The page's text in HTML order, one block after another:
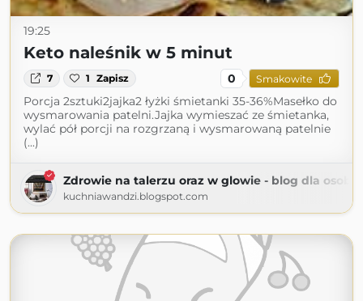
19:25
Keto naleśnik w 5 minut
7 1 Zapisz 0 Smakowite
Porcja 2sztuki2jajka2 łyżki śmietanki 35-36%Masełko do
wysmarowania patelni.Jajka wymieszać ze śmietanka,
wylać pół porcji na rozgrzaną i wysmarowaną patelnie
(...)
Zdrowie na talerzu oraz w glowie - blog dla osob
kuchniawandzi.blogspot.com